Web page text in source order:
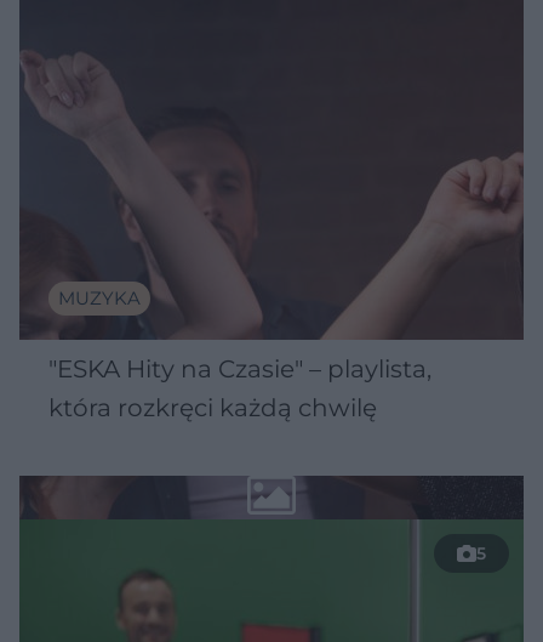
MUZYKA
"ESKA Hity na Czasie" – playlista,
która rozkręci każdą chwilę
5